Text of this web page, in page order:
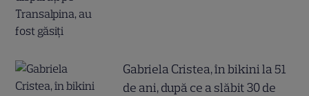
Gabriela Cristea, în bikini la 51
de ani, după ce a slăbit 30 de